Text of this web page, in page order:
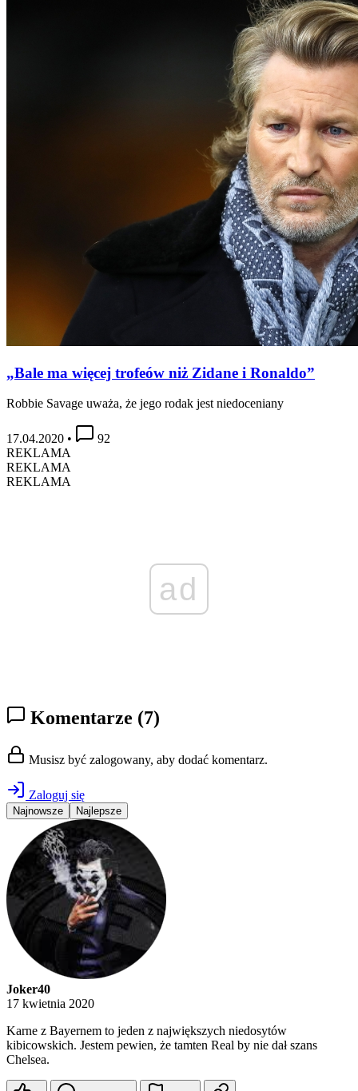
„Bale ma więcej trofeów niż Zidane i Ronaldo”
Robbie Savage uważa, że jego rodak jest niedoceniany
17.04.2020 •
92
REKLAMA
REKLAMA
REKLAMA
ad
Komentarze (7)
Musisz być zalogowany, aby dodać komentarz.
Zaloguj się
Najnowsze Najlepsze
Joker40
17 kwietnia 2020
Karne z Bayernem to jeden z największych niedosytów
kibicowskich. Jestem pewien, że tamten Real by nie dał szans
Chelsea.